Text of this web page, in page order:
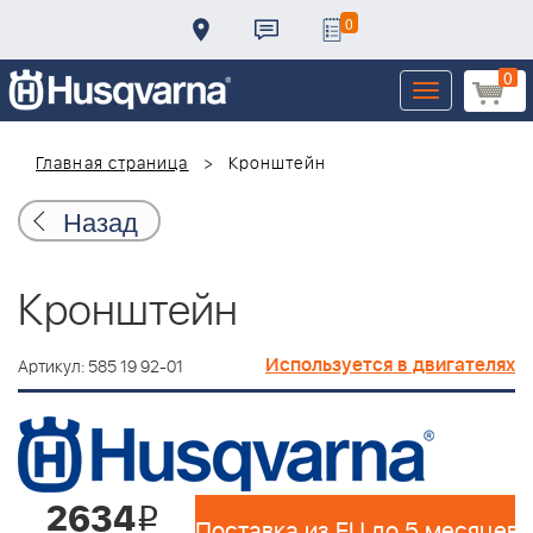
0
0
Toggle
navigation
Главная страница
Кронштейн
Назад
Кронштейн
Артикул: 585 19 92-01 Используется в двигателях
2634i